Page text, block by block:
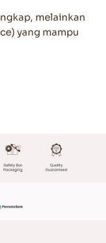
melainkan
yang mampu